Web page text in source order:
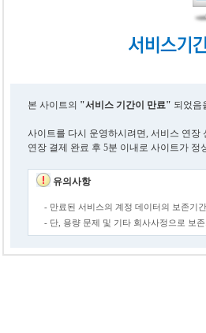
본 사이트의 "서비스 기간이 만료" 되었음
사이트를 다시 운영하시려면, 서비스 연장
연장 결제 완료 후 5분 이내로 사이트가 정
유의사항
- 만료된 서비스의 계정 데이터의 보존기
- 단, 용량 문제 및 기타 회사사정으로 보